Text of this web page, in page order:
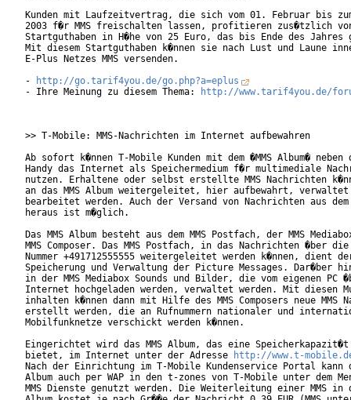
Kunden mit Laufzeitvertrag, die sich vom 01. Februar bis
2003 f�r MMS freischalten lassen, profitieren zus�tzlich
Startguthaben in H�he von 25 Euro, das bis Ende des
Mit diesem Startguthaben k�nnen sie nach Lust und Laune
E-Plus Netzes MMS versenden.
-
http://go.tarif4you.de/go.php?a=eplus
- Ihre Meinung zu diesem Thema:
http://www.tarif4you.de/
>> T-Mobile: MMS-Nachrichten im Internet aufbewahren
Ab sofort k�nnen T-Mobile Kunden mit dem �MMS Album� neben
Handy das Internet als Speichermedium f�r multimediale
nutzen. Erhaltene oder selbst erstellte MMS Nachrichten
an das MMS Album weitergeleitet, hier aufbewahrt, verwaltet
bearbeitet werden. Auch der Versand von Nachrichten aus dem
heraus ist m�glich.
Das MMS Album besteht aus dem MMS Postfach, der MMS
MMS Composer. Das MMS Postfach, in das Nachrichten �ber
Nummer +491712555555 weitergeleitet werden k�nnen, dient
Speicherung und Verwaltung der Picture Messages. Dar�ber
in der MMS Mediabox Sounds und Bilder, die vom eigenen PC
Internet hochgeladen werden, verwaltet werden. Mit diesen
inhalten k�nnen dann mit Hilfe des MMS Composers neue MMS
erstellt werden, die an Rufnummern nationaler und
Mobilfunknetze verschickt werden k�nnen.
Eingerichtet wird das MMS Album, das eine Speicherkapazit�t
bietet, im Internet unter der Adresse
http://www.t-
Nach der Einrichtung im T-Mobile Kundenservice Portal kann
Album auch per WAP in den t-zones von T-Mobile unter dem
MMS Dienste genutzt werden. Die Weiterleitung einer MMS in